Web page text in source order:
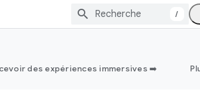
/
des expériences immersives ➡️